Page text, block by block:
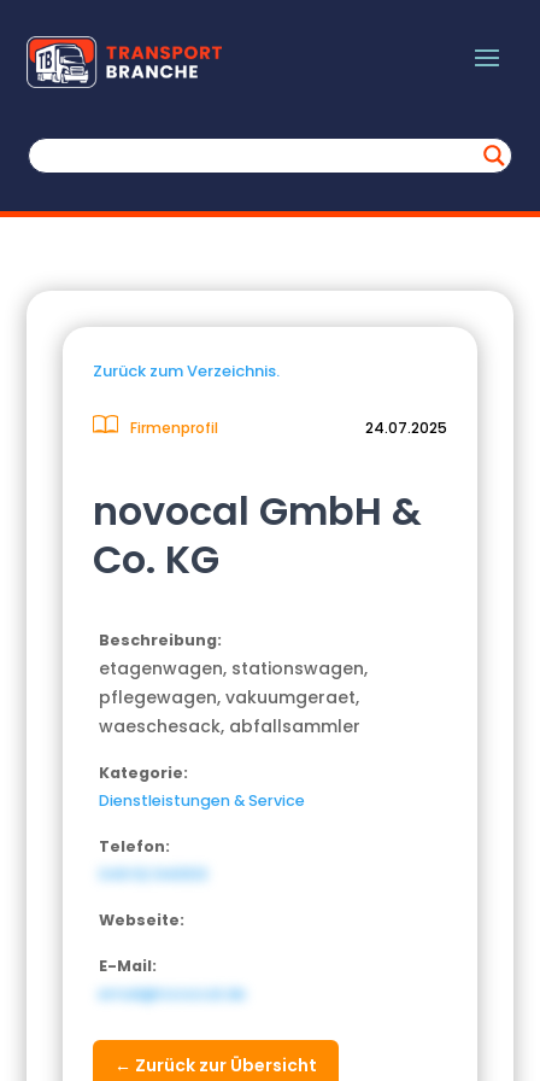
Zurück zum Verzeichnis.
Firmenprofil 24.07.2025
novocal GmbH &
Co. KG
Beschreibung:
etagenwagen, stationswagen,
pflegewagen, vakuumgeraet,
waeschesack, abfallsammler
Kategorie:
Dienstleistungen & Service
Telefon:
049 52 940513
Webseite:
E-Mail:
email@novocal.de
← Zurück zur Übersicht